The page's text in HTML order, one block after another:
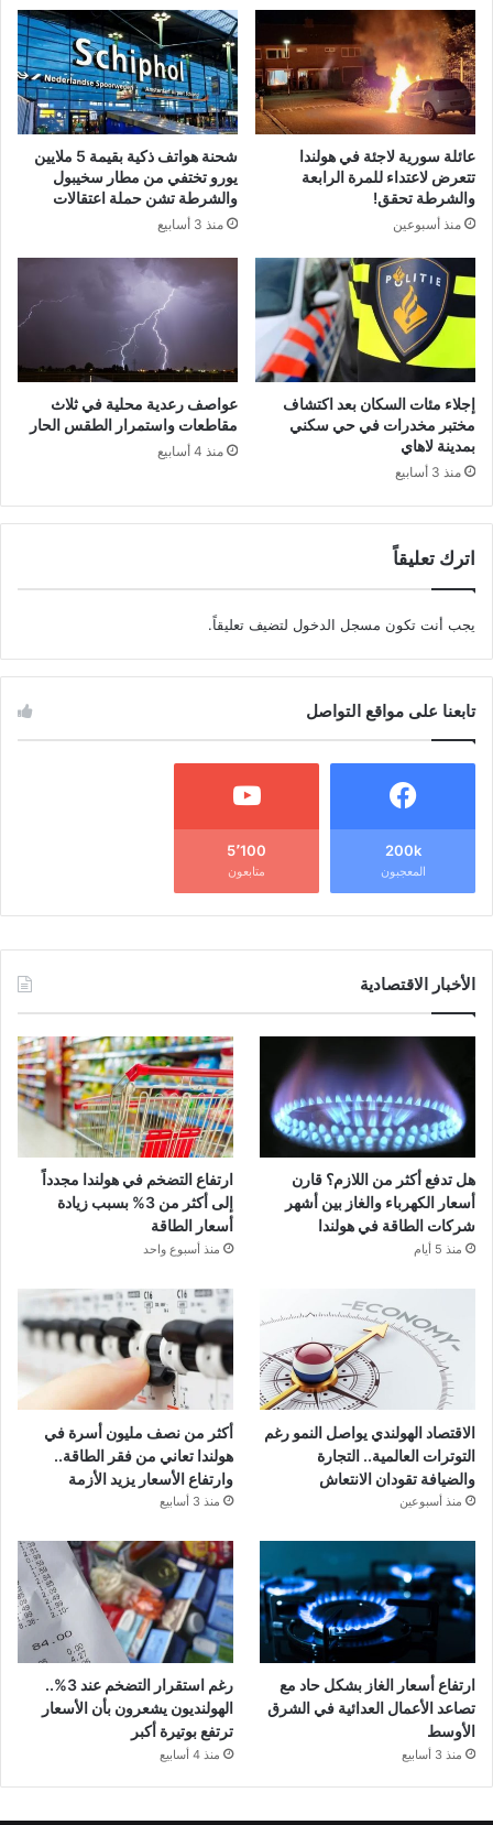
عائلة سورية لاجئة في هولندا
تتعرض لاعتداء للمرة الرابعة
والشرطة تحقق!
منذ أسبوعين
شحنة هواتف ذكية بقيمة 5 ملايين
يورو تختفي من مطار سخيبول
والشرطة تشن حملة اعتقالات
منذ 3 أسابيع
إجلاء مئات السكان بعد اكتشاف
مختبر مخدرات في حي سكني
بمدينة لاهاي
منذ 3 أسابيع
عواصف رعدية محلية في ثلاث
مقاطعات واستمرار الطقس الحار
منذ 4 أسابيع
اترك تعليقاً
يجب أنت تكون مسجل الدخول لتضيف تعليقاً.
تابعنا على مواقع التواصل
200k
المعجبون
5٬100
متابعون
الأخبار الاقتصادية
هل تدفع أكثر من اللازم؟ قارن
أسعار الكهرباء والغاز بين أشهر
شركات الطاقة في هولندا
منذ 5 أيام
ارتفاع التضخم في هولندا مجدداً
إلى أكثر من 3% بسبب زيادة
أسعار الطاقة
منذ أسبوع واحد
الاقتصاد الهولندي يواصل النمو رغم
التوترات العالمية.. التجارة
والضيافة تقودان الانتعاش
منذ أسبوعين
أكثر من نصف مليون أسرة في
هولندا تعاني من فقر الطاقة..
وارتفاع الأسعار يزيد الأزمة
منذ 3 أسابيع
ارتفاع أسعار الغاز بشكل حاد مع
تصاعد الأعمال العدائية في الشرق
الأوسط
منذ 3 أسابيع
رغم استقرار التضخم عند 3%..
الهولنديون يشعرون بأن الأسعار
ترتفع بوتيرة أكبر
منذ 4 أسابيع